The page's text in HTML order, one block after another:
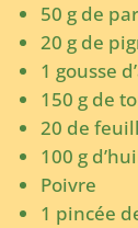
50 g de
20 g de
1 gousse
150 g de
20 de
100 g
Poivre
1 pincée